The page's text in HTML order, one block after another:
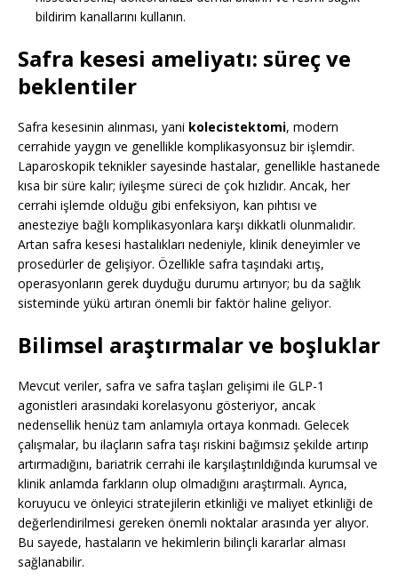
bildirim kanallarını kullanın.
Safra kesesi ameliyatı: süreç ve
beklentiler
Safra kesesinin alınması, yani kolecistektomi, modern
cerrahide yaygın ve genellikle komplikasyonsuz bir işlemdir.
Laparoskopik teknikler sayesinde hastalar, genellikle hastanede
kısa bir süre kalır; iyileşme süreci de çok hızlıdır. Ancak, her
cerrahi işlemde olduğu gibi enfeksiyon, kan pıhtısı ve
anesteziye bağlı komplikasyonlara karşı dikkatli olunmalıdır.
Artan safra kesesi hastalıkları nedeniyle, klinik deneyimler ve
prosedürler de gelişiyor. Özellikle safra taşındaki artış,
operasyonların gerek duyduğu durumu artırıyor; bu da sağlık
sisteminde yükü artıran önemli bir faktör haline geliyor.
Bilimsel araştırmalar ve boşluklar
Mevcut veriler, safra ve safra taşları gelişimi ile GLP-1
agonistleri arasındaki korelasyonu gösteriyor, ancak
nedensellik henüz tam anlamıyla ortaya konmadı. Gelecek
çalışmalar, bu ilaçların safra taşı riskini bağımsız şekilde artırıp
artırmadığını, bariatrik cerrahi ile karşılaştırıldığında kurumsal ve
klinik anlamda farkların olup olmadığını araştırmalı. Ayrıca,
koruyucu ve önleyici stratejilerin etkinliği ve maliyet etkinliği de
değerlendirilmesi gereken önemli noktalar arasında yer alıyor.
Bu sayede, hastaların ve hekimlerin bilinçli kararlar alması
sağlanabilir.